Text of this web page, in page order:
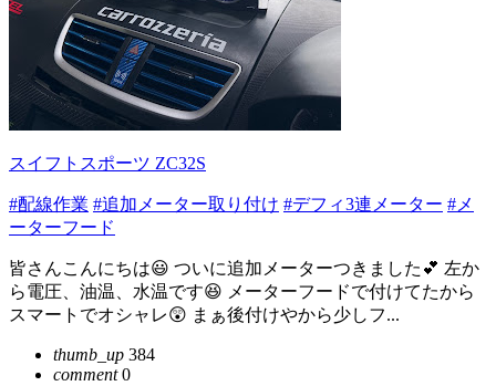
スイフトスポーツ ZC32S
#配線作業 #追加メーター取り付け #デフィ3連メーター #メ
ーターフード
皆さんこんにちは😃 ついに追加メーターつきました💕 左か
ら電圧、油温、水温です😆 メーターフードで付けてたから
スマートでオシャレ😲 まぁ後付けやから少しフ...
thumb_up 384
comment0